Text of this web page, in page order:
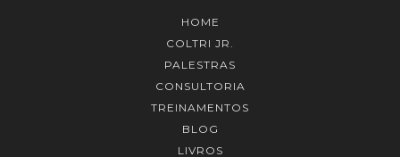
HOME
COLTRI JR.
PALESTRAS
CONSULTORIA
TREINAMENTOS
BLOG
LIVROS